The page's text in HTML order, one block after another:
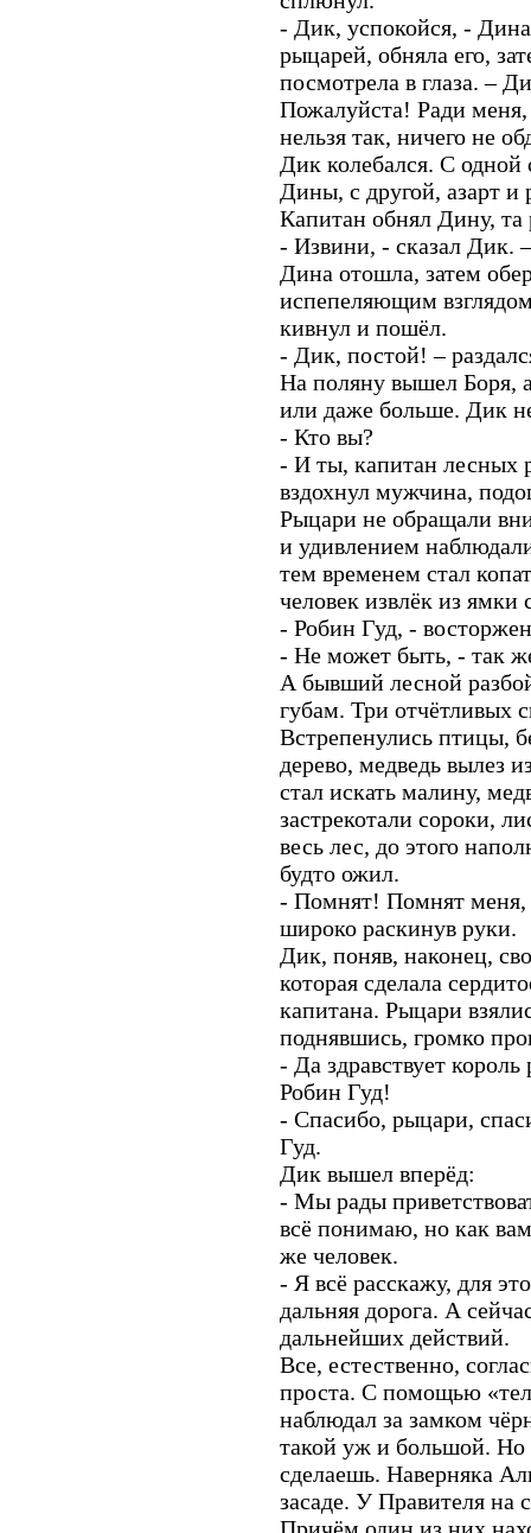
- Дик, успокойся, -
рыцарей, обняла его,
посмотрела в глаза. –
Пожалуйста! Ради
нельзя так, ничего не
Дик колебался. С одной
Дины, с другой, азарт и
Капитан обнял Дину, та
- Извини, - сказал Дик.
Дина отошла, затем
испепеляющим
кивнул и пошёл.
- Дик, постой! –
На поляну вышел Боря,
или даже больше. Дик
- Кто вы?
- И ты, капитан лесных
вздохнул мужчина,
Рыцари не обращали
и удивлением
тем временем стал
человек извлёк из ямки
- Робин Гуд, -
- Не может быть, - так
А бывший лесной
губам. Три отчётливых
Встрепенулись птицы,
дерево, медведь вылез
стал искать малину,
застрекотали сороки,
весь лес, до этого
будто ожил.
- Помнят! Помнят меня,
широко раскинув руки.
Дик, поняв, наконец,
которая сделала
капитана. Рыцари
поднявшись, громко
- Да здравствует
Робин Гуд!
- Спасибо, рыцари,
Гуд.
Дик вышел вперёд:
- Мы рады
всё понимаю, но как
же человек.
- Я всё расскажу, для
дальняя дорога. А
дальнейших действий.
Все, естественно,
проста. С помощью
наблюдал за замком
такой уж и большой. Но
сделаешь. Наверняка
засаде. У Правителя на